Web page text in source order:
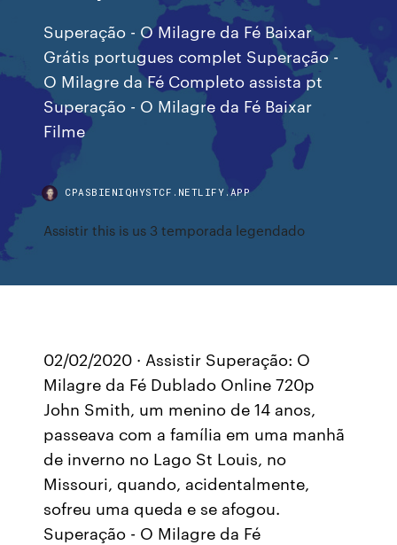
Superação - O Milagre da Fé Baixar
Grátis portugues complet Superação -
O Milagre da Fé Completo assista pt
Superação - O Milagre da Fé Baixar
Filme
CPASBIENIQHYSTCF.NETLIFY.APP
Assistir this is us 3 temporada legendado
02/02/2020 · Assistir Superação: O
Milagre da Fé Dublado Online 720p
John Smith, um menino de 14 anos,
passeava com a família em uma manhã
de inverno no Lago St Louis, no
Missouri, quando, acidentalmente,
sofreu uma queda e se afogou.
Superação - O Milagre da Fé